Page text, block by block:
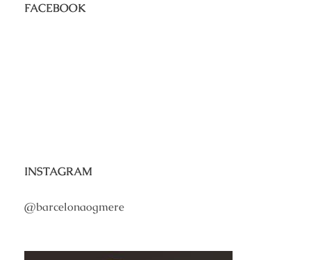
FACEBOOK
INSTAGRAM
@barcelonaogmere